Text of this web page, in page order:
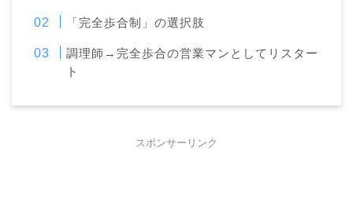
「完全歩合制」の選択肢
調理師→完全歩合の営業マンとしてリスター
ト
スポンサーリンク